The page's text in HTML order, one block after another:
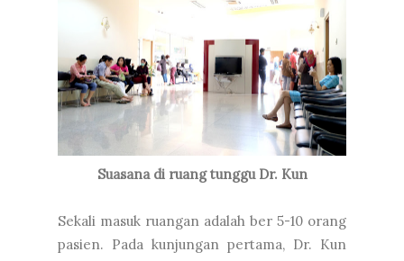
Suasana di ruang tunggu Dr. Kun
Sekali masuk ruangan adalah ber 5-10 orang
pasien. Pada kunjungan pertama, Dr. Kun